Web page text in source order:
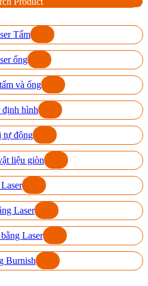
Tấm
ống
và ống
định hình
tự động
liệu giòn
Laser
Laser
Burnish